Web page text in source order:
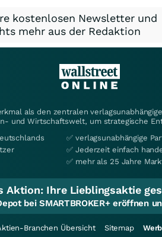
kostenlosen Newsletter und
mehr aus der Redaktion
als den zentralen
und Wirtschaftswelt, um strategische
✅ verlagsunabhängige
✅ Jederzeit einfach
✅ mehr als 25 Jahre
Aktion: Ihre Lieblingsaktie
bei SMARTBROKER+ eröffnen
Branchen Übersicht Sitemap